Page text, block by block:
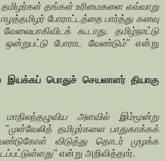
தமிழர்கள் தங்கள் உரிமைகளை எவ்வாறு
போராட்டத்தை பார்த்து கனவு
கூடாது. தமிழ்நாட்டு
ஒன்றுபட்டு போராட வேண்டும்" என்று
இயக்கப் பொதுச் செயலாளர் தியாகு
அளவில் இம்மூன்று
தமிழர்களை பாதுகாக்கக்
விடுத்து தொடர் முழக்க
என்று அறிவித்தார்.